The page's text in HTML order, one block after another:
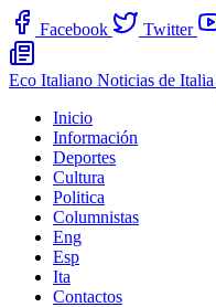
Facebook Twitter
Eco Italiano Noticias de
Inicio
Información
Deportes
Cultura
Politica
Columnistas
Eng
Esp
Ita
Contactos